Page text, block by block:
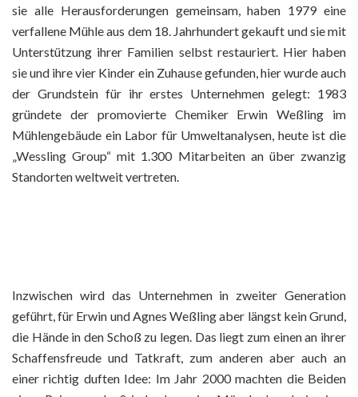
sie alle Herausforderungen gemeinsam, haben 1979 eine
verfallene Mühle aus dem 18. Jahrhundert gekauft und sie mit
Unterstützung ihrer Familien selbst restauriert. Hier haben
sie und ihre vier Kinder ein Zuhause gefunden, hier wurde auch
der Grundstein für ihr erstes Unternehmen gelegt: 1983
gründete der promovierte Chemiker Erwin Weßling im
Mühlengebäude ein Labor für Umweltanalysen, heute ist die
„Wessling Group“ mit 1.300 Mitarbeiten an über zwanzig
Standorten weltweit vertreten.
Inzwischen wird das Unternehmen in zweiter Generation
geführt, für Erwin und Agnes Weßling aber längst kein Grund,
die Hände in den Schoß zu legen. Das liegt zum einen an ihrer
Schaffensfreude und Tatkraft, zum anderen aber auch an
einer richtig duften Idee: Im Jahr 2000 machten die Beiden